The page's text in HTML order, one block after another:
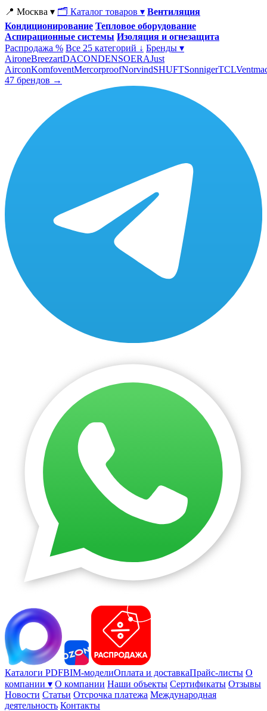
📍 Москва ▾ 🗂 Каталог товаров ▾ Вентиляция
Кондиционирование Тепловое оборудование
Аспирационные системы Изоляция и огнезащита
Распродажа % Все 25 категорий ↓ Бренды ▾
AironeBreezartDACONDENSOERAJust
AirconKomfoventMercorproofNorvindSHUFTSonnigerTCL
47 брендов →
Каталоги PDFBIM-моделиОплата и доставкаПрайс-листы О
компании ▾ О компании Наши объекты Сертификаты Отзывы
Новости Статьи Отсрочка платежа Международная
деятельность Контакты